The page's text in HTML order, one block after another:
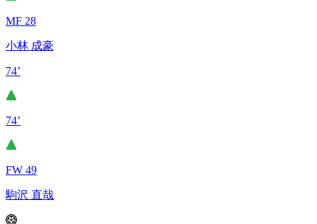
MF 28
小林 成豪
74’
74’
FW 49
駒沢 直哉